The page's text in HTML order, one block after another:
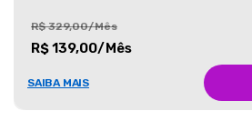
R$ 329,00/Mês
R$ 139,00/Mês
SAIBA MAIS